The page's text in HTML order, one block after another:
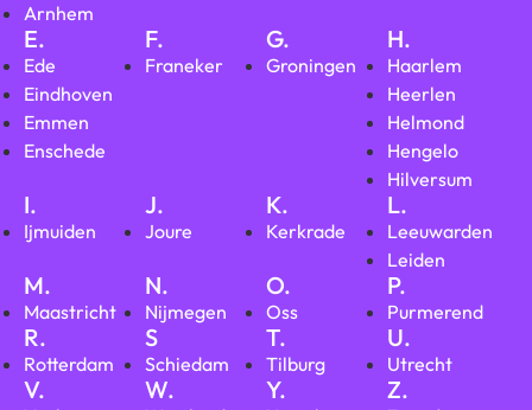
Arnhem
E.
Ede
Eindhoven
Emmen
Enschede
F.
Franeker
G.
Groningen
H.
Haarlem
Heerlen
Helmond
Hengelo
Hilversum
I.
Ijmuiden
J.
Joure
K.
Kerkrade
L.
Leeuwarden
Leiden
M.
Maastricht
N.
Nijmegen
O.
Oss
P.
Purmerend
R.
Rotterdam
S
Schiedam
T.
Tilburg
U.
Utrecht
V. W. Y. Z.